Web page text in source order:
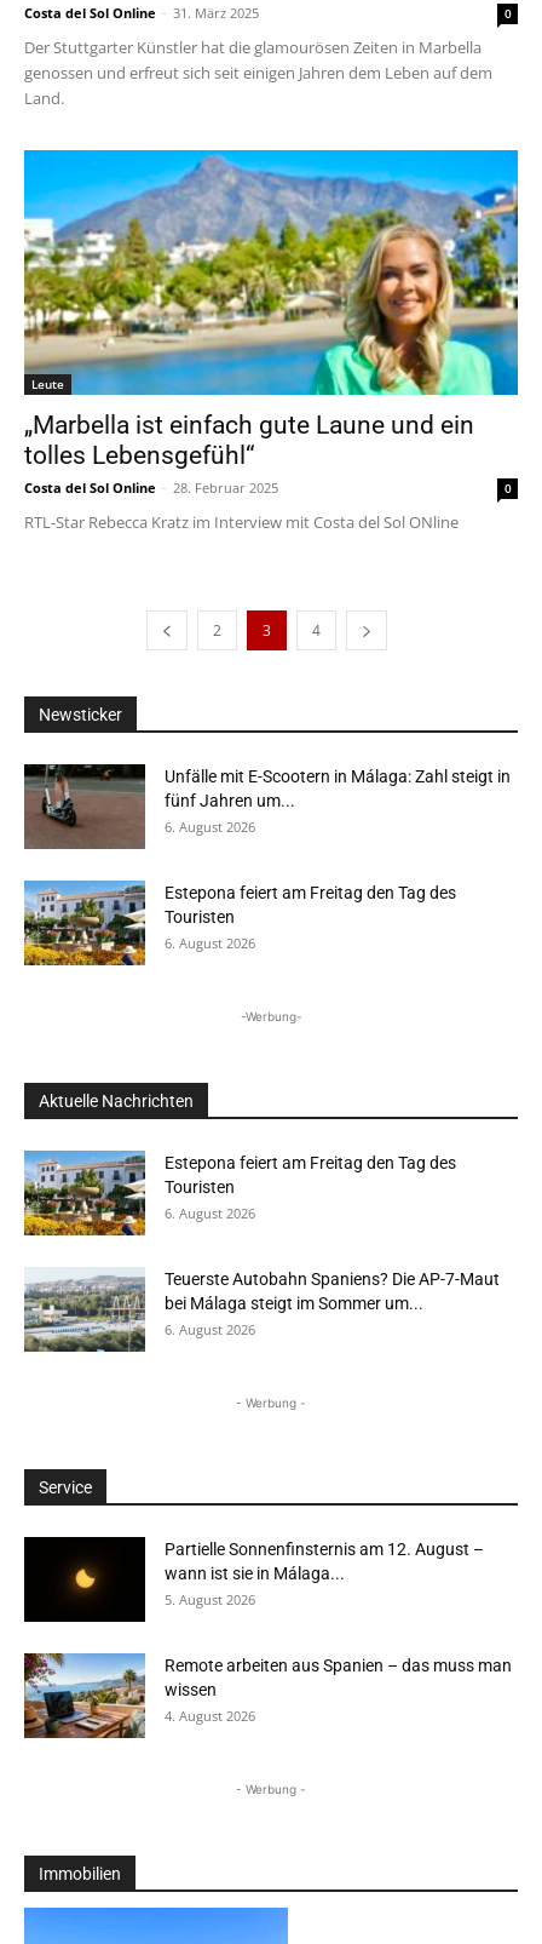
Costa del Sol Online - 31. März 2025 0
Der Stuttgarter Künstler hat die glamourösen Zeiten in Marbella
genossen und erfreut sich seit einigen Jahren dem Leben auf dem
Land.
Leute
„Marbella ist einfach gute Laune und ein
tolles Lebensgefühl“
Costa del Sol Online - 28. Februar 2025 0
RTL-Star Rebecca Kratz im Interview mit Costa del Sol ONline
2 3 4
Newsticker
Unfälle mit E-Scootern in Málaga: Zahl steigt in
fünf Jahren um...
6. August 2026
Estepona feiert am Freitag den Tag des
Touristen
6. August 2026
-Werbung-
Aktuelle Nachrichten
Estepona feiert am Freitag den Tag des
Touristen
6. August 2026
Teuerste Autobahn Spaniens? Die AP-7-Maut
bei Málaga steigt im Sommer um...
6. August 2026
- Werbung -
Service
Partielle Sonnenfinsternis am 12. August –
wann ist sie in Málaga...
5. August 2026
Remote arbeiten aus Spanien – das muss man
wissen
4. August 2026
- Werbung -
Immobilien